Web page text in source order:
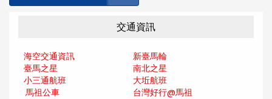
交通資訊
海空交通資訊
新臺馬輪
臺馬之星
南北之星
小三通航班
大坵航班
馬祖公車
台灣好行@馬祖